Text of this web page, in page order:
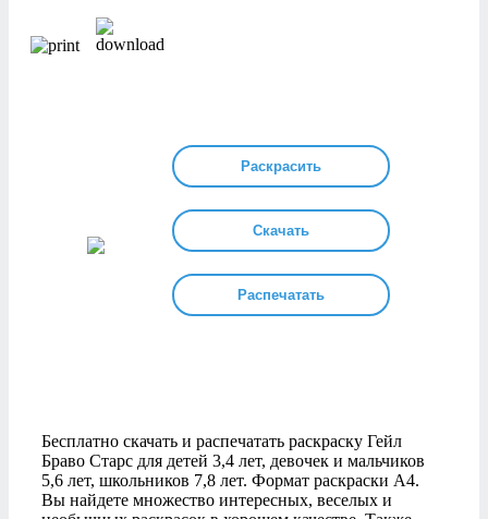
Раскрасить
Скачать
Распечатать
Бесплатно скачать и распечатать раскраску Гейл
Браво Старс для детей 3,4 лет, девочек и мальчиков
5,6 лет, школьников 7,8 лет. Формат раскраски А4.
Вы найдете множество интересных, веселых и